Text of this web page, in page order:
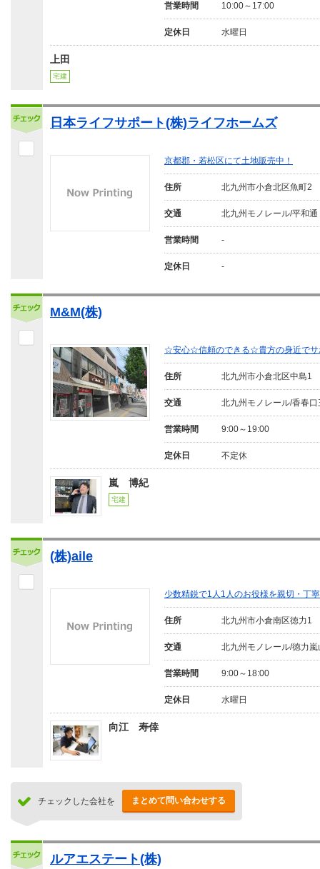
営業時間 10:00～17:00
定休日 水曜日
上田
宅建
日本ライフサポート(株)ライフホームズ
京都郡・若松区にて土地販売中！
住所 北九州市小倉北区魚町2
交通 北九州モノレール/平和
営業時間 -
定休日 -
M&M(株)
☆安心☆信頼のできる☆貴方の身近でサ
住所 北九州市小倉北区中島1
交通 北九州モノレール/香春
営業時間 9:00～19:00
定休日 不定休
嵐 博紀
宅建
(株)aile
少数精鋭で1人1人のお役様を親切・丁
住所 北九州市小倉南区徳力1
交通 北九州モノレール/徳力
営業時間 9:00～18:00
定休日 水曜日
向江 寿倖
チェックした会社を まとめて問い合わせする
ルアエステート(株)